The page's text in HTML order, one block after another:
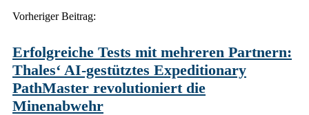
Post
Vorheriger Beitrag:
Erfolgreiche Tests mit mehreren Partnern:
Thales‘ AI-gestütztes Expeditionary
PathMaster revolutioniert die
Minenabwehr